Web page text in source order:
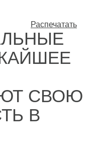
Распечатать
СВОЮ
В